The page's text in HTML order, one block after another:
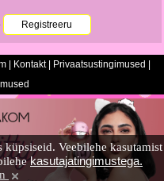
küpsiseid. Veebilehe kasutamist
kasutajatingimustega.
Registreeru
Kontakt| Privaatsustingimused